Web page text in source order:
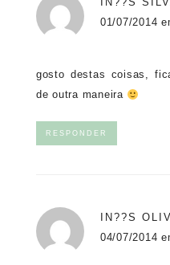
01/07/2014
gosto destas coisas,
de outra maneira
RESPONDER
IN??S
04/07/2014